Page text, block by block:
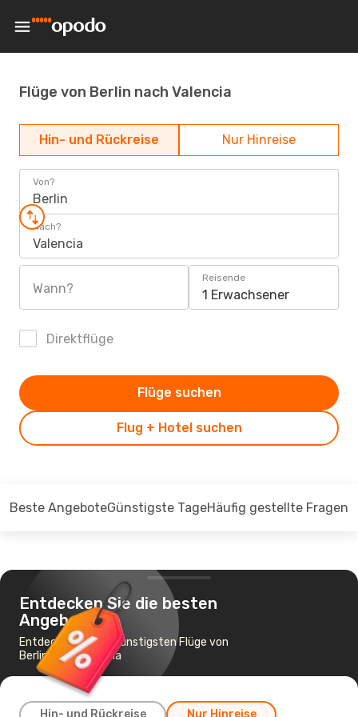
Flüge von Berlin nach Valencia
Hin- und Rückreise Nur Hinreise
Von?
Berlin
Nach?
Valencia
Wann?
Reisende
1 Erwachsener
Direktflüge
Flug + Hotel suchen
Flüge suchen
Beste AngeboteGünstigste TageHäufig gestellte Fragen
Entdecken Sie die besten
Angebote
Entdecken Sie die günstigsten Flüge von
Berlin nach Valencia
Hin- und Rückreise Nur Hinreise